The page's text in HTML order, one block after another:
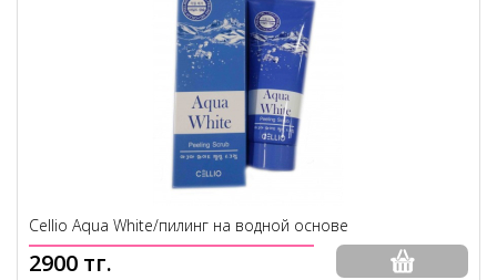
Cellio Aqua White/пилинг на водной основе
2900 тг.